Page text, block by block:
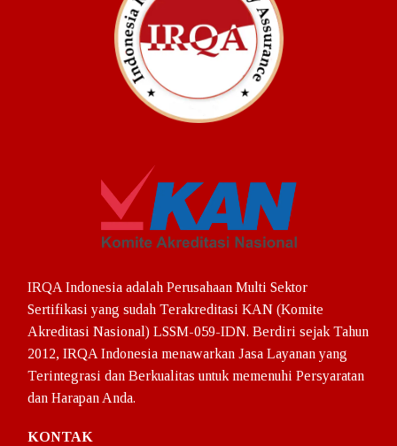
Penambahan – Pengurangan Ruang Lingkup Sertifikasi
Ketidakberpihakan
Hak dan Kewajiban
Keluhan Dan Banding
Logo Sertifikasi
Sumber Dana
Layanan
LS – Umrah Haji Khusus
Pelatihan Sertifikasi ISO
ISO 9001:2015
ISO 14001:2015
IRQA Indonesia adalah Perusahaan Multi Sektor
Sertifikasi yang sudah Terakreditasi KAN (Komite
Akreditasi Nasional) LSSM-059-IDN. Berdiri sejak Tahun
2012, IRQA Indonesia menawarkan Jasa Layanan yang
Terintegrasi dan Berkualitas untuk memenuhi Persyaratan
dan Harapan Anda.
KONTAK